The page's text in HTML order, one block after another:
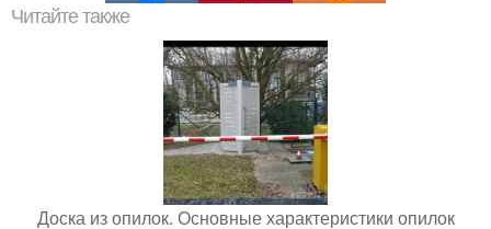
Читайте также
Доска из опилок. Основные характеристики опилок